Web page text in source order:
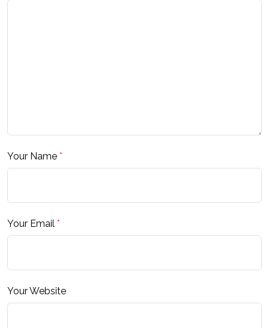
Your Name *
Your Email *
Your Website